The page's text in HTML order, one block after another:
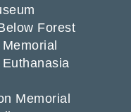
Forest
Memorial